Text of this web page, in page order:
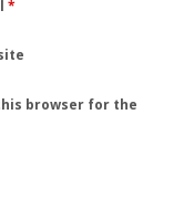
*
browser for the